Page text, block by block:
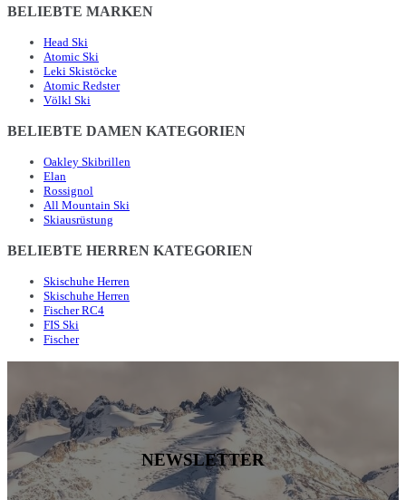
BELIEBTE MARKEN
Head Ski
Atomic Ski
Leki Skistöcke
Atomic Redster
Völkl Ski
BELIEBTE DAMEN KATEGORIEN
Oakley Skibrillen
Elan
Rossignol
All Mountain Ski
Skiausrüstung
BELIEBTE HERREN KATEGORIEN
Skischuhe Herren
Skischuhe Herren
Fischer RC4
FIS Ski
Fischer
NEWSLETTER